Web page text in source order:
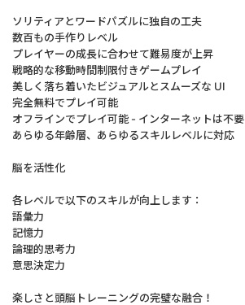
ソリティアとワードパズルに独自の工夫
数百もの手作りレベル
プレイヤーの成長に合わせて難易度が上昇
戦略的な移動時間制限付きゲームプレイ
美しく落ち着いたビジュアルとスムーズな UI
完全無料でプレイ可能
オフラインでプレイ可能 - インターネットは不要
あらゆる年齢層、あらゆるスキルレベルに対応
脳を活性化
各レベルで以下のスキルが向上します：
語彙力
記憶力
論理的思考力
意思決定力
楽しさと頭脳トレーニングの完璧な融合！